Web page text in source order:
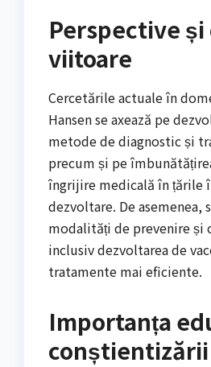
Perspective
viitoare
Cercetările actuale în
Hansen se axează pe
metode de diagnostic și
precum și pe
îngrijire medicală în țările
dezvoltare. De asemenea,
modalități de prevenire
inclusiv dezvoltarea de
tratamente mai eficiente.
Importanța
conștientizării